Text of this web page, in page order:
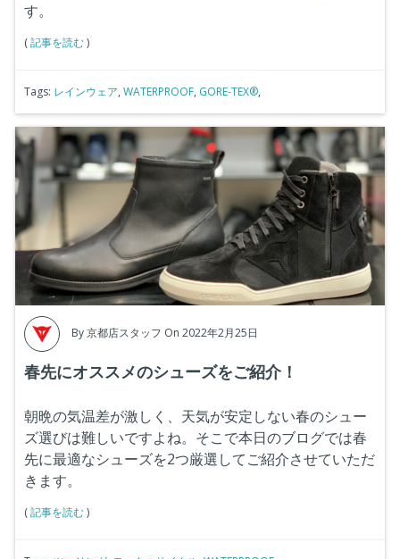
す。
(記事を読む)
Tags: レインウェア, WATERPROOF, GORE-TEX®,
By京都店スタッフ On 2022年2月25日
春先にオススメのシューズをご紹介！
朝晩の気温差が激しく、天気が安定しない春のシュー
ズ選びは難しいですよね。そこで本日のブログでは春
先に最適なシューズを2つ厳選してご紹介させていただ
きます。
(記事を読む)